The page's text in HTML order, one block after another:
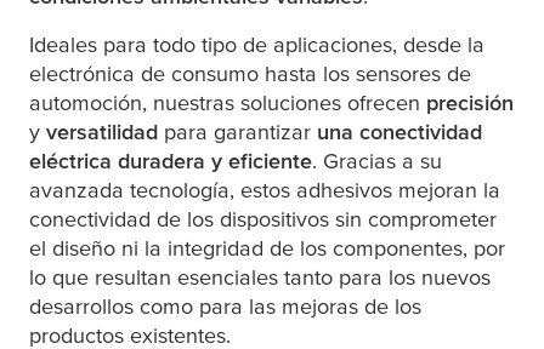
Ideales para todo tipo de aplicaciones, desde la
electrónica de consumo hasta los sensores de
automoción, nuestras soluciones ofrecen precisión
y versatilidad para garantizar una conectividad
eléctrica duradera y eficiente. Gracias a su
avanzada tecnología, estos adhesivos mejoran la
conectividad de los dispositivos sin comprometer
el diseño ni la integridad de los componentes, por
lo que resultan esenciales tanto para los nuevos
desarrollos como para las mejoras de los
productos existentes.